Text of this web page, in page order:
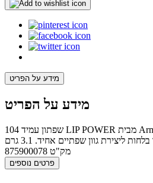
מידע על הפריט
מידע על הפריט
שפתון עמיד 104 LIP POWER מבית Armani Beauty, במרקם קליל
מק"ט 875900078
פרטים נוספים